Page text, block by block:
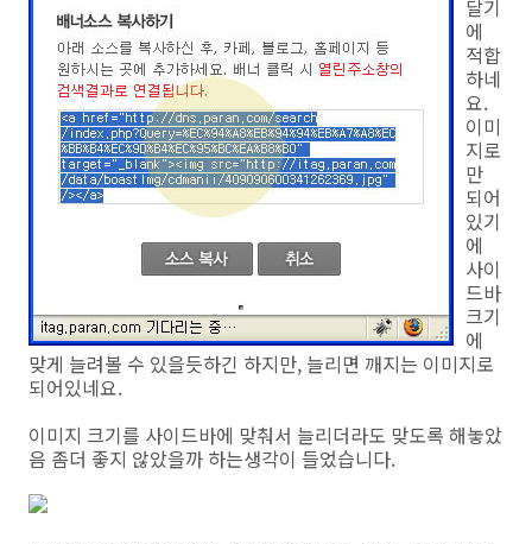
달기
에
적합
하네
요.
이미
지로
만
되어
있기
에
사이
드바
크기
에
맞게 늘려볼 수 있을듯하긴 하지만, 늘리면 깨지는 이미지로
되어있네요.
이미지 크기를 사이드바에 맞춰서 늘리더라도 맞도록 해놓았
음 좀더 좋지 않았을까 하는생각이 들었습니다.